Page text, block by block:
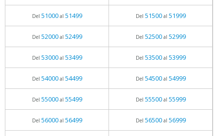
Del 51000al 51499 Del 51500al 51999
Del 52000al 52499 Del 52500al 52999
Del 53000al 53499 Del 53500al 53999
Del 54000al 54499 Del 54500al 54999
Del 55000al 55499 Del 55500al 55999
Del 56000al 56499 Del 56500al 56999